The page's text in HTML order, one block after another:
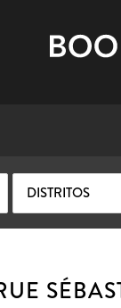
DISTRITOS